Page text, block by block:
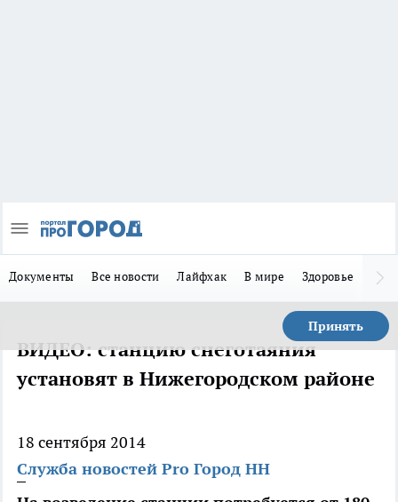
Документы Все новости Лайфхак В мире Здоровье
Принять
ВИДЕО: станцию снеготаяния
установят в Нижегородском районе
18 сентября 2014
Служба новостей Pro Город НН